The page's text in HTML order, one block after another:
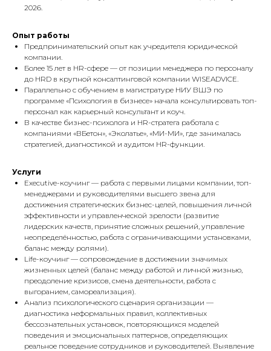
2026.
Опыт работы
Предпринимательский опыт как учредителя юридической
компании.
Более 15 лет в HR-сфере — от позиции менеджера по персоналу
до HRD в крупной консалтинговой компании WISEADVICE.
Параллельно с обучением в магистратуре НИУ ВШЭ по
программе «Психология в бизнесе» начала консультировать топ-
персонал как карьерный консультант и коуч.
В качестве бизнес-психолога и HR-стратега работала с
компаниями «ВБетон», «Эколатье», «МИ-МИ», где занималась
стратегией, диагностикой и аудитом HR-функции.
Услуги
Executive-коучинг — работа с первыми лицами компании, топ-
менеджерами и руководителями высшего звена для
достижения стратегических бизнес-целей, повышения личной
эффективности и управленческой зрелости (развитие
лидерских качеств, принятие сложных решений, управление
неопределённостью, работа с ограничивающими установками,
баланс между ролями).
Life-коучинг — сопровождение в достижении значимых
жизненных целей (баланс между работой и личной жизнью,
преодоление кризисов, смена деятельности, работа с
выгоранием, самореализация).
Анализ психологического сценария организации —
диагностика неформальных правил, коллективных
бессознательных установок, повторяющихся моделей
поведения и эмоциональных паттернов, определяющих
реальное поведение сотрудников и руководителей. Выявление